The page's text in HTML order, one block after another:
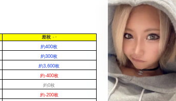
差枚
約400枚
約300枚
約3,600枚
約-400枚
約0枚
約-200枚